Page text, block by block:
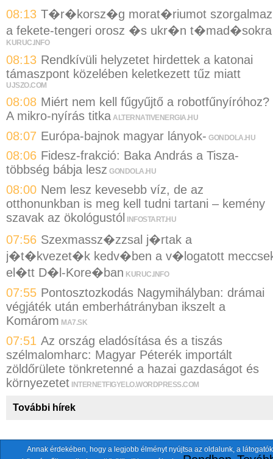
08:13 T�r�korsz�g morat�riumot szorgalmaz
a fekete-tengeri orosz �s ukr�n t�mad�sokra
KURUC.INFO
08:13 Rendkívüli helyzetet hirdettek a katonai
támaszpont közelében keletkezett tűz miatt
UJSZO.COM
08:08 Miért nem kell fűgyűjtő a robotfűnyíróhoz?
A mikro-nyírás titka ALTERNATIVENERGIA.HU
08:07 Európa-bajnok magyar lányok- GONDOLA.HU
08:06 Fidesz-frakció: Baka András a Tisza-
többség bábja lesz GONDOLA.HU
08:00 Nem lesz kevesebb víz, de az
otthonunkban is meg kell tudni tartani – kemény
szavak az ökológustól
INFOSTART.HU
07:56 Szexmassz�zzsal j�rtak a
j�t�kvezet�k kedv�ben a v�logatott
el�tt D�l-Kore�ban KURUC.INFO
07:55 Pontosztozkodás Nagymihályban: drámai
végjáték után emberhátrányban ikszelt a
Komárom MA7.SK
07:51 Az ország eladósítása és a tiszás
szélmalomharc: Magyar Péterék importált
zöldőrülete tönkretenné a hazai gazdaságot és
környezetet INTERNETFIGYELO.WORDPRESS.COM
További hírek
A fentiekkel együtt összesen118 oldaltszemlézünk.
Annak érdekében, hogy a legjobb élményt nyújtsa az oldalunk, a látogatók